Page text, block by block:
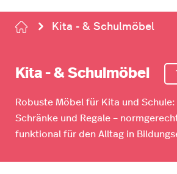
Kita - & Schulmöbel
Kita - & Schulmöbel
Robuste Möbel für Kita und Schule:
Schränke und Regale –
funktional für den Alltag in